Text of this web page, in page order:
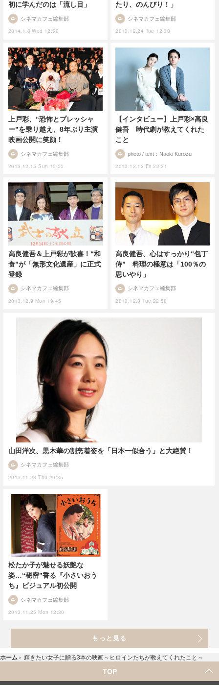
初に学んだのは「流し目」
2014.1.8 Wed 12:50
シネマカフェ編集部
たり、のんびり！」
2013.12.24 Tue 12:30
シネマカフェ編集部
上戸彩、“恐怖とプレッシャ
ー”を乗り越え、8年ぶり主演
映画公開に笑顔！
2013.12.15 Sun 15:00
シネマカフェ編集部
【インタビュー】上戸彩×高良
健吾 時代劇が教えてくれた
こと
2013.12.13 Fri 22:31
photo / text：Naoki Kurozu
高良健吾＆上戸彩が歓喜！“和
食”が「無形文化遺産」に正式
登録
2013.12.9 Mon 19:45
シネマカフェ編集部
高良健吾、心はすっかり“包丁
侍” 料理の極意は「100％の
思いやり」
2013.12.3 Tue 22:58
シネマカフェ編集部
山田洋次、黒木華の割烹着姿を「日本一似合う」と大絶賛！
2013.11.28 Thu 20:35
シネマカフェ編集部
松たか子が魅せる妖艶な
姿…“秘密”香る『小さいおう
ち』ビジュアル初公開
2013.11.25 Mon 12:30
シネマカフェ編集部
もっと見る
ホーム › 輝きたい女子に贈る3本の映画～ヒロインたちが教えてくれたこと～
TOP